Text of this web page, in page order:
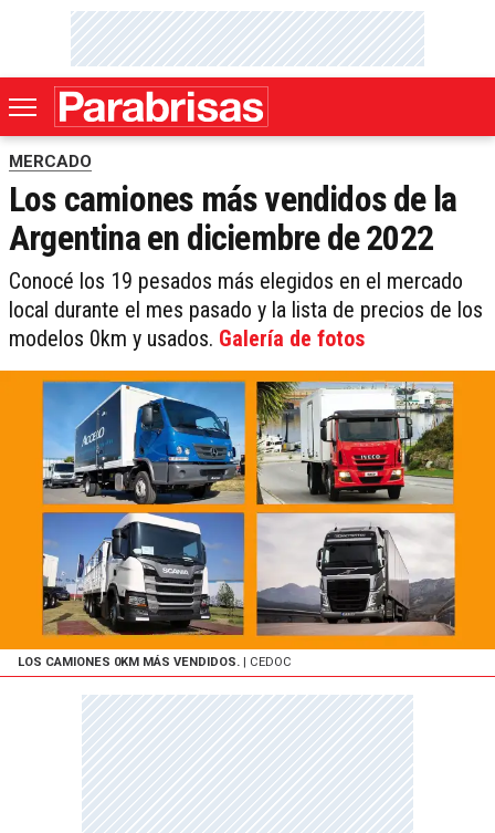
MERCADO
Los camiones más vendidos de la
Argentina en diciembre de 2022
Conocé los 19 pesados más elegidos en el mercado
local durante el mes pasado y la lista de precios de los
modelos 0km y usados. Galería de fotos
LOS CAMIONES 0KM MÁS VENDIDOS. | CEDOC